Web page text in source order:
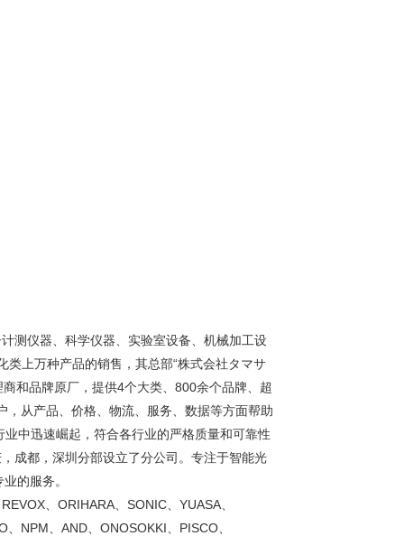
测仪器、科学仪器、实验室设备、机械加工设
上万种产品的销售，其总部“株式会社タマサ
和品牌原厂，提供4个大类、800余个品牌、超
从产品、价格、物流、服务、数据等方面帮助
中迅速崛起，符合各行业的严格质量和可靠性
成都，深圳分部设立了分公司。专注于智能光
的服务。
、ORIHARA、SONIC、YUASA、
NPM、AND、ONOSOKKI、PISCO、